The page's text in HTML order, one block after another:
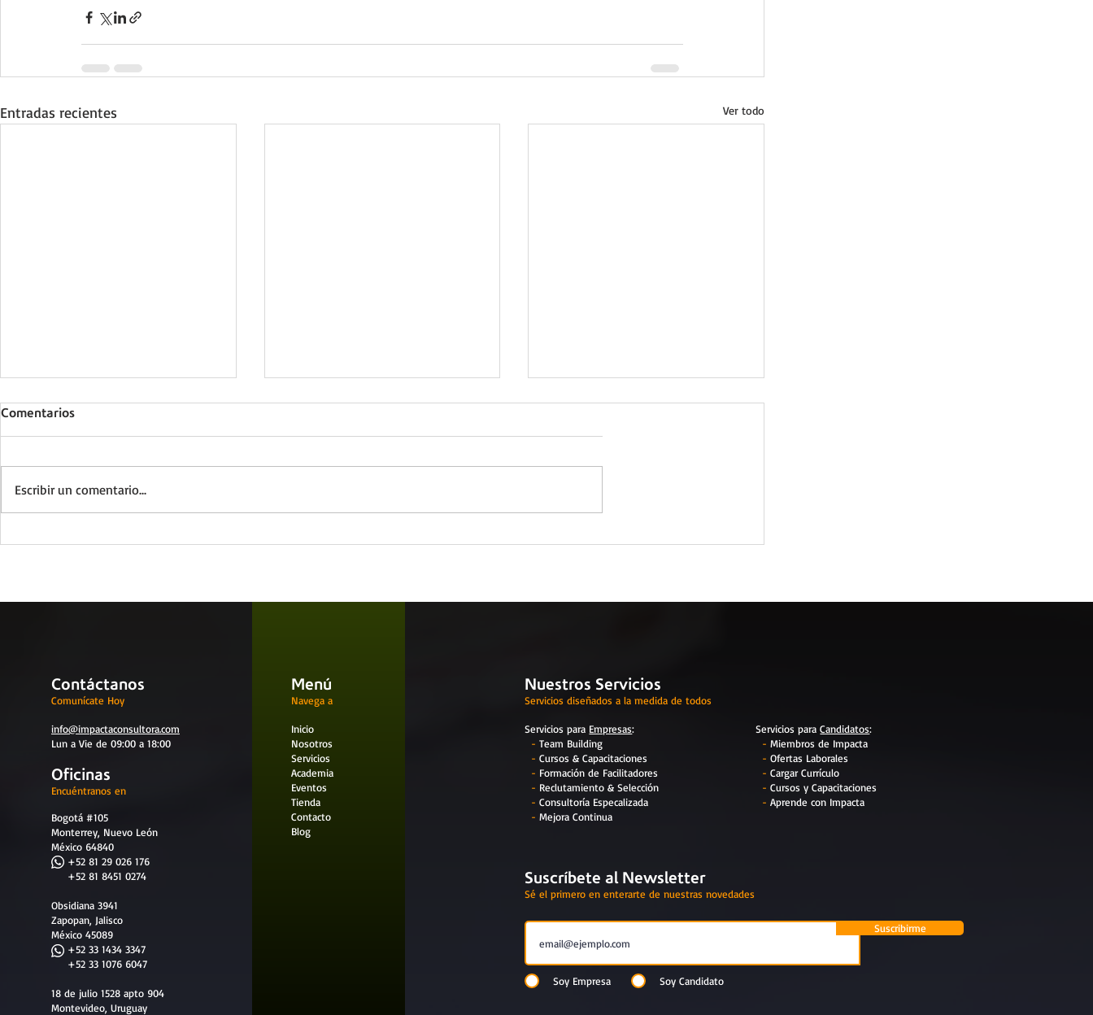
Entradas recientes Ver todo
Comentarios
Escribir un comentario...
Contáctanos
Comunícate Hoy
info@impactaconsultora.com
Lun a Vie de 09:00 a 18:00
Oficinas
Encuéntranos en
Bogotá #105
Monterrey, Nuevo León
México 64840
​ +52 81 29 026 176
+52 81 8451 0274
Obsidiana 3941
Zapopan, Jalisco
México 45089
+52 33 1434 3347
+52 33 1076 6047
18 de julio 1528 apto 904
Montevideo, Uruguay
Menú
Navega a
Inicio
Nosotros
Servicios
Academia
Eventos
Tienda
Contacto
Blog
Nuestros Servicios
Servicios diseñados a la medida de todos
Servicios para Empresas:
- Team Building
- Cursos & Capacitaciones
- Formación de Facilitadores
- Reclutamiento & Selección
- Consultoría Especalizada
- Mejora Continua
Servicios paraCandidatos:
- Miembros de Impacta
- Ofertas Laborales
- Cargar Currículo
- Cursos y Capacitaciones
- Aprende con Impacta
Suscríbete al Newsletter
Sé el primero en enterarte de nuestras novedades
Suscribirme
Soy Empresa Soy Candidato